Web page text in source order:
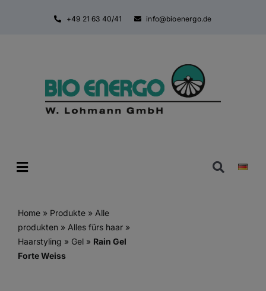
+49 21 63 40/41 info@bioenergo.de
Toggle
Home» Produkte» Alle
produkten » Alles fürs haar»
Haarstyling » Gel» Rain Gel
Forte Weiss